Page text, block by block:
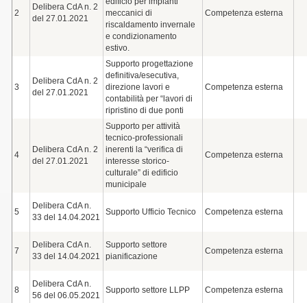
2
Delibera CdA n. 2
del 27.01.2021
meccanici di
riscaldamento invernale
e condizionamento
estivo.
Competenza esterna
3
Delibera CdA n. 2
del 27.01.2021
Supporto progettazione
definitiva/esecutiva,
direzione lavori e
contabilità per “lavori di
ripristino di due ponti
Competenza esterna
4
Delibera CdA n. 2
del 27.01.2021
Supporto per attività
tecnico-professionali
inerenti la “verifica di
interesse storico-
culturale” di edificio
municipale
Competenza esterna
5
Delibera CdA n.
33 del 14.04.2021
Supporto Ufficio Tecnico Competenza esterna
7
Delibera CdA n.
33 del 14.04.2021
Supporto settore
pianificazione
Competenza esterna
8
Delibera CdA n.
56 del 06.05.2021
Supporto settore LLPP Competenza esterna